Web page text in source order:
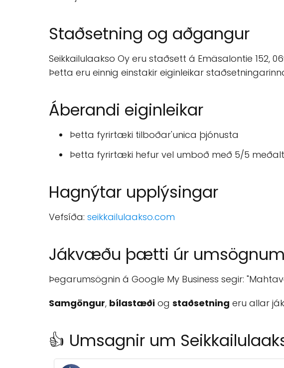
Staðsetning og aðgangur
Seikkailulaakso Oy eru staðsett á Emäsalontie 152,
Þetta eru einnig einstakir eiginleikar
Áberandi eiginleikar
Þetta fyrirtæki tilboðar'unica þjónusta
Þetta fyrirtæki hefur vel umboð með 5/5
Hagnýtar upplýsingar
Vefsíða: seikkailulaakso.com
Jákvæðu þætti úr umsögnum
Þegarumsögnin á Google My Business segir:
Samgöngur, bílastæði og staðsetning eru allar
👍 Umsagnir um